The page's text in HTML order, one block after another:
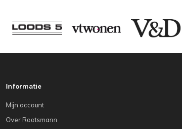
Informatie
Mijn account
Over Rootsmann